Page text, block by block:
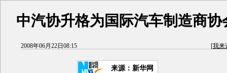
中汽协升格为国际汽车制造商协
2008年06月22日08:15 [我来
来源：新华网